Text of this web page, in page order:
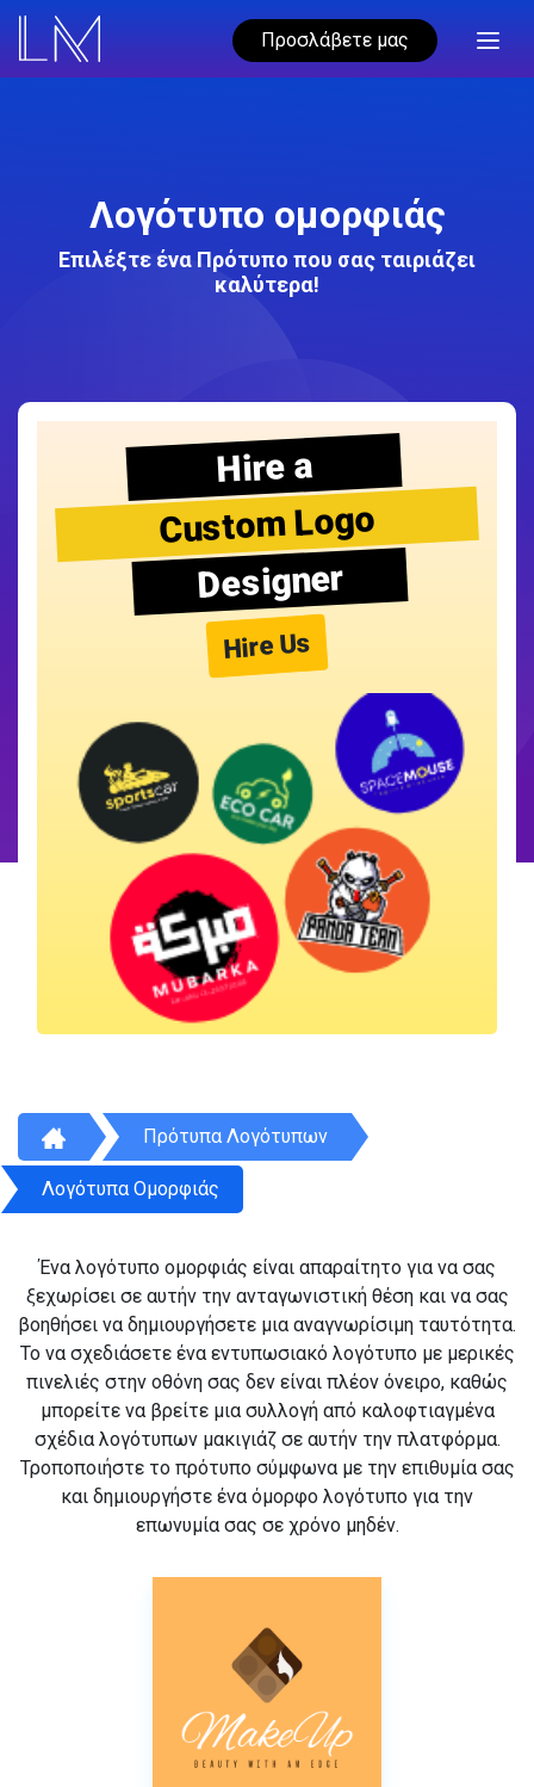
Προσλάβετε μας
Λογότυπο ομορφιάς
Επιλέξτε ένα Πρότυπο που σας ταιριάζει
καλύτερα!
Hire a
Custom Logo
Designer
Hire Us
Πρότυπα Λογότυπων
Λογότυπα Ομορφιάς
Ένα λογότυπο ομορφιάς είναι απαραίτητο για να σας
ξεχωρίσει σε αυτήν την ανταγωνιστική θέση και να σας
βοηθήσει να δημιουργήσετε μια αναγνωρίσιμη ταυτότητα.
Το να σχεδιάσετε ένα εντυπωσιακό λογότυπο με μερικές
πινελιές στην οθόνη σας δεν είναι πλέον όνειρο, καθώς
μπορείτε να βρείτε μια συλλογή από καλοφτιαγμένα
σχέδια λογότυπων μακιγιάζ σε αυτήν την πλατφόρμα.
Τροποποιήστε το πρότυπο σύμφωνα με την επιθυμία σας
και δημιουργήστε ένα όμορφο λογότυπο για την
επωνυμία σας σε χρόνο μηδέν.